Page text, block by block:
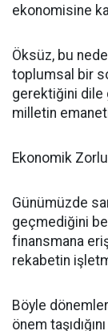
ekonomisine
Öksüz, bu
toplumsal bir
gerektiğini dile
milletin
Ekonomik
Günümüzde
geçmediğini
finansmana
rekabetin
Böyle
önem